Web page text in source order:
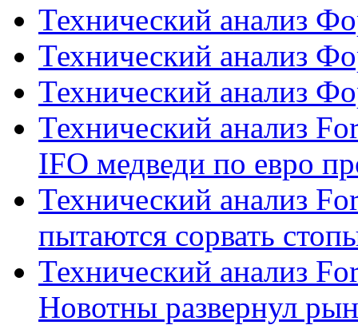
Технический анализ
Технический анализ
Технический анализ
Технический анализ
IFO медведи по евро
Технический анализ
пытаются сорвать
Технический анализ
Новотны развернул